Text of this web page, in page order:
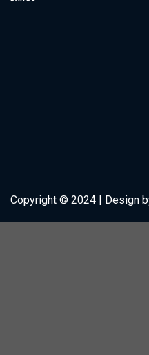
Copyright © 2024 | Design